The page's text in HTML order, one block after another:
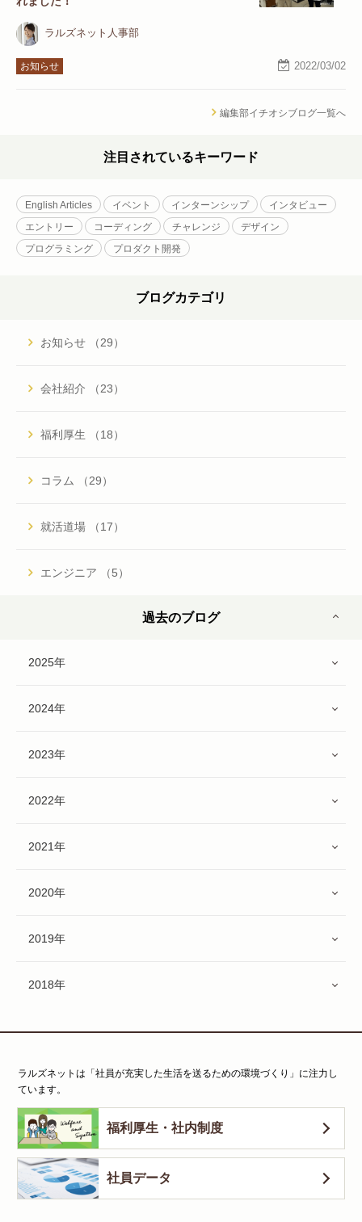
ラルズネット人事部
お知らせ 2022/03/02
編集部イチオシブログ一覧へ
注目されているキーワード
English Articles イベント インターンシップ
インタビュー
エントリー
コーディング チャレンジ
デザイン
プログラミング
プロダクト開発
ブログカテゴリ
お知らせ （29）
会社紹介 （23）
福利厚生 （18）
コラム （29）
就活道場 （17）
エンジニア （5）
過去のブログ
2025年
2024年
2023年
2022年
2021年
2020年
2019年
2018年
ラルズネットは「社員が充実した生活を送るための環境づくり」に注力し
ています。
福利厚生・社内制度
社員データ